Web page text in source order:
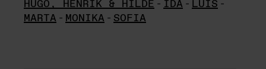
HUGO, HENRIK & HILDE - IDA - LUIS -
MARTA - MONIKA - SOFIA